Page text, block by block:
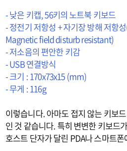
- 낮은 키캡, 56키의 노트북 키보드
- 정전기 저항성 + 자기장 방해 저항
Magnetic field disturb resistant)
- 저소음의 편안한 키감
- USB 연결방식
- 크기 : 170x73x15 (mm)
- 무게 : 116g
이렇습니다. 아마도 접지 않는 키보
인 것 같습니다. 특히 변변한 키보드
호스트 단자가 달린 PDA나 스마트